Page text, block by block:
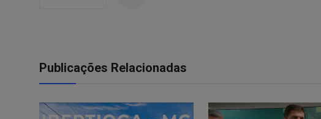
Publicações Relacionadas